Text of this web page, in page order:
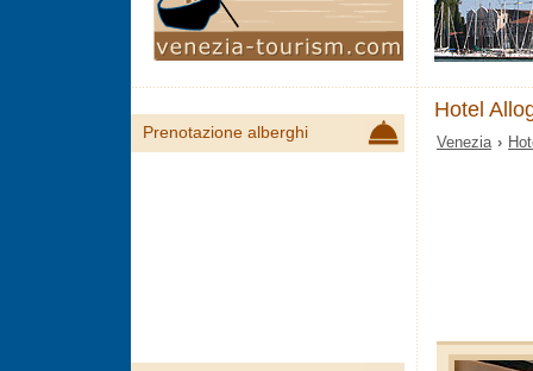
Hotel
Venezia ›
Prenotazione alberghi